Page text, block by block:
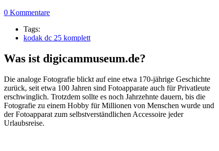
0 Kommentare
Tags:
kodak dc 25 komplett
Was ist digicammuseum.de?
Die analoge Fotografie blickt auf eine etwa 170-jährige Geschichte
zurück, seit etwa 100 Jahren sind Fotoapparate auch für Privatleute
erschwinglich. Trotzdem sollte es noch Jahrzehnte dauern, bis die
Fotografie zu einem Hobby für Millionen von Menschen wurde und
der Fotoapparat zum selbstverständlichen Accessoire jeder
Urlaubsreise.